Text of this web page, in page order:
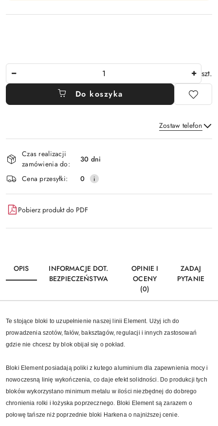
szt.
Do koszyka
Zostaw telefon
i
dostawa
Czas realizacji
zamówienia do:
30 dni
Cena przesyłki:
0
Pobierz produkt do PDF
OPIS
INFORMACJE DOT.
BEZPIECZEŃSTWA
OPINIE I
OCENY
(0)
ZADAJ
PYTANIE
Te stojące bloki to uzupełnienie naszej linii Element. Użyj ich do
prowadzenia szotów, fałów, baksztagów, regulacji i innych zastosowań
gdzie nie chcesz by blok obijał się o pokład.
Bloki Element posiadają poliki z kutego aluminium dla zapewnienia mocy i
nowoczesną linię wykończenia, co daje efekt solidności. Do produkcji tych
bloków wykorzystano minimum metalu w ilości niezbędnej do dobrego
chronienia rolki i łożyska poprzecznego. Bloki Element są zarazem o
połowę tańsze niż poprzednie bloki Harkena o najniższej cenie.